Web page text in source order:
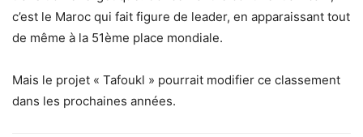
c’est le Maroc qui fait figure de leader, en apparaissant tout
de même à la 51ème place mondiale.
Mais le projet « Tafoukl » pourrait modifier ce classement
dans les prochaines années.